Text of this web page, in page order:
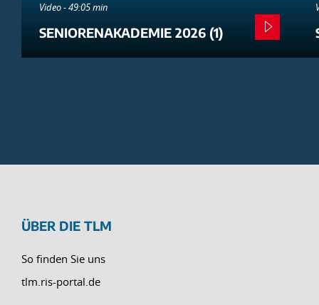
Video - 49:05 min
SENIORENAKADEMIE 2026 (1)
ÜBER DIE TLM
So finden Sie uns
tlm.ris-portal.de